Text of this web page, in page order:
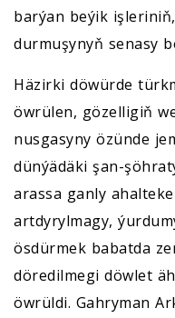
barýan beýik
durmuşynyň senasy
Häzirki döwürde
öwrülen, gözelligiň
nusgasyny özünde
dünýädäki şan-
arassa ganly
artdyrylmagy,
ösdürmek babatda
döredilmegi döwlet
öwrüldi. Gahryman